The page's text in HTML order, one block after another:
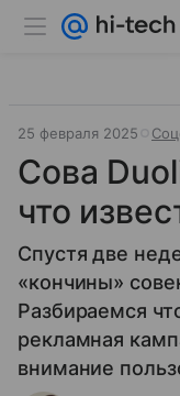
25 февраля 2025
Сова
что
Спустя две
«кончины»
Разбираемся
рекламная
внимание